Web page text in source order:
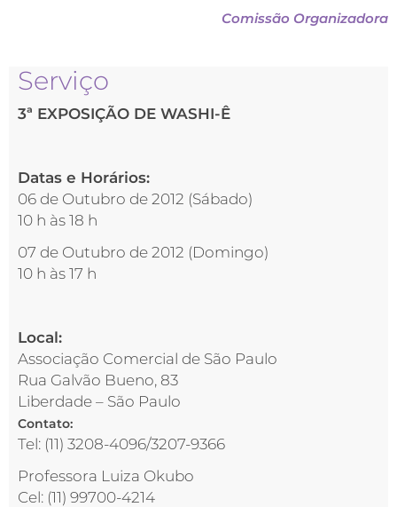
Comissão Organizadora
Serviço
3ª EXPOSIÇÃO DE WASHI-Ê
Datas e Horários:
06 de Outubro de 2012 (Sábado)
10 h às 18 h
07 de Outubro de 2012 (Domingo)
10 h às 17 h
Local:
Associação Comercial de São Paulo
Rua Galvão Bueno, 83
Liberdade – São Paulo
Contato:
Tel: (11) 3208-4096/3207-9366
Professora Luiza Okubo
Cel: (11) 99700-4214